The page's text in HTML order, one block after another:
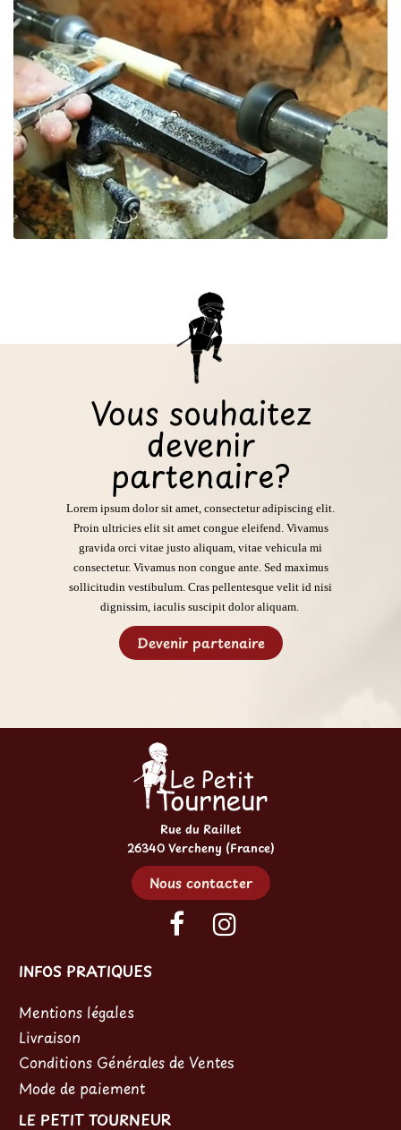
Vous souhaitez
devenir
partenaire?
Lorem ipsum dolor sit amet, consectetur adipiscing elit.
Proin ultricies elit sit amet congue eleifend. Vivamus
gravida orci vitae justo aliquam, vitae vehicula mi
consectetur. Vivamus non congue ante. Sed maximus
sollicitudin vestibulum. Cras pellentesque velit id nisi
dignissim, iaculis suscipit dolor aliquam.
Devenir partenaire
Rue du Raillet
26340 Vercheny (France)
Nous contacter
INFOS PRATIQUES
Mentions légales
Livraison
Conditions Générales de Ventes
Mode de paiement
LE PETIT TOURNEUR